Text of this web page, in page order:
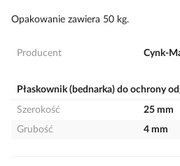
Opakowanie zawiera 50 kg.
Producent Cynk-
Płaskownik (bednarka) do ochrony
Szerokość
25 mm
Grubość
4 mm